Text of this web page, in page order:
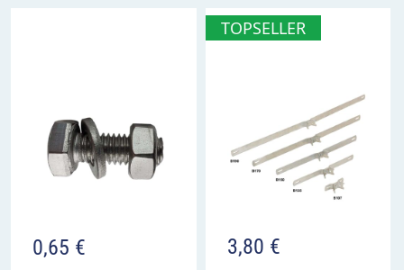
Das Schild Naturdenkmal steht in
unmittelbarer Nähe des zu schützenden Elements
Schild Naturdenkmal im Überblick
kennzeichnet ein Naturdenkmal
beispielsweise ein Baum, eine Quelle oder ein
Einzelheiten sind landesrechtlich näher
bestimmt
0,65 €
TOPSELLER
3,80 €